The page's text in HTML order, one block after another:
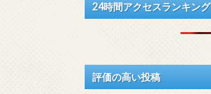
24時間アクセスランキング
評価の高い投稿